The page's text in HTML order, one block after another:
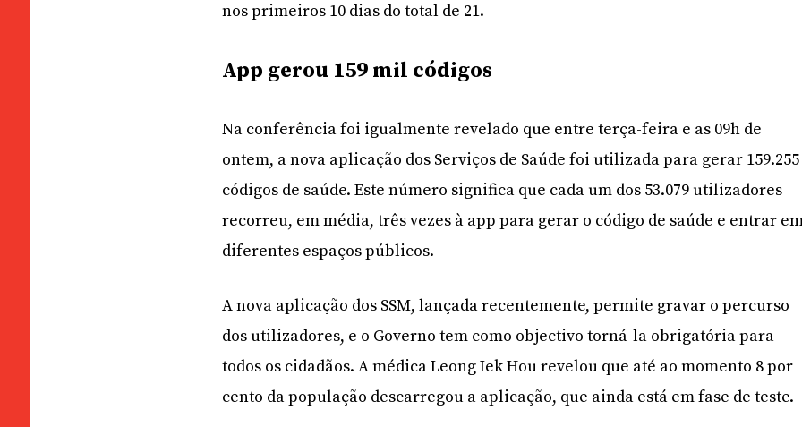
nos primeiros 10 dias do total de 21.
App gerou 159 mil códigos
Na conferência foi igualmente revelado que entre terça-feira e as 09h de
ontem, a nova aplicação dos Serviços de Saúde foi utilizada para gerar 159.255
códigos de saúde. Este número significa que cada um dos 53.079 utilizadores
recorreu, em média, três vezes à app para gerar o código de saúde e entrar
diferentes espaços públicos.
A nova aplicação dos SSM, lançada recentemente, permite gravar o percurso
dos utilizadores, e o Governo tem como objectivo torná-la obrigatória para
todos os cidadãos. A médica Leong Iek Hou revelou que até ao momento 8 por
cento da população descarregou a aplicação, que ainda está em fase de teste.